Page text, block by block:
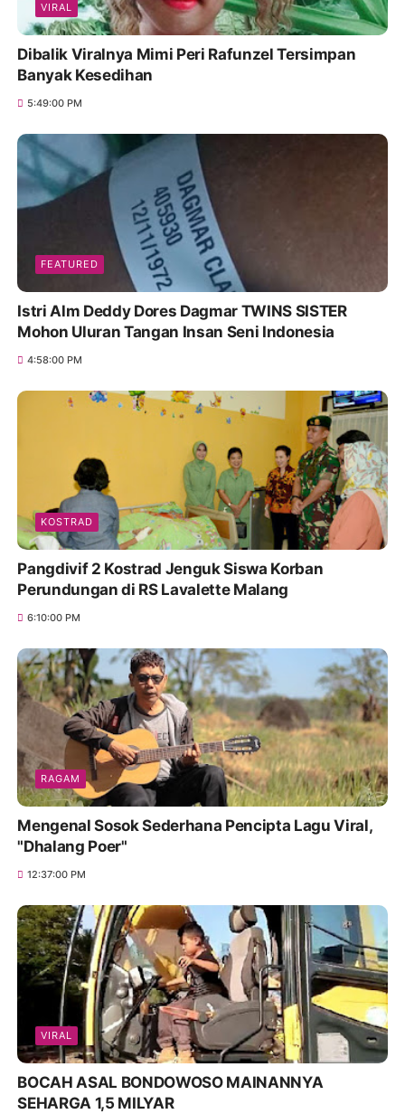
VIRAL
Dibalik Viralnya Mimi Peri Rafunzel Tersimpan
Banyak Kesedihan
5:49:00 PM
FEATURED
Istri Alm Deddy Dores Dagmar TWINS SISTER
Mohon Uluran Tangan Insan Seni Indonesia
4:58:00 PM
KOSTRAD
Pangdivif 2 Kostrad Jenguk Siswa Korban
Perundungan di RS Lavalette Malang
6:10:00 PM
RAGAM
Mengenal Sosok Sederhana Pencipta Lagu Viral,
"Dhalang Poer"
12:37:00 PM
VIRAL
BOCAH ASAL BONDOWOSO MAINANNYA
SEHARGA 1,5 MILYAR